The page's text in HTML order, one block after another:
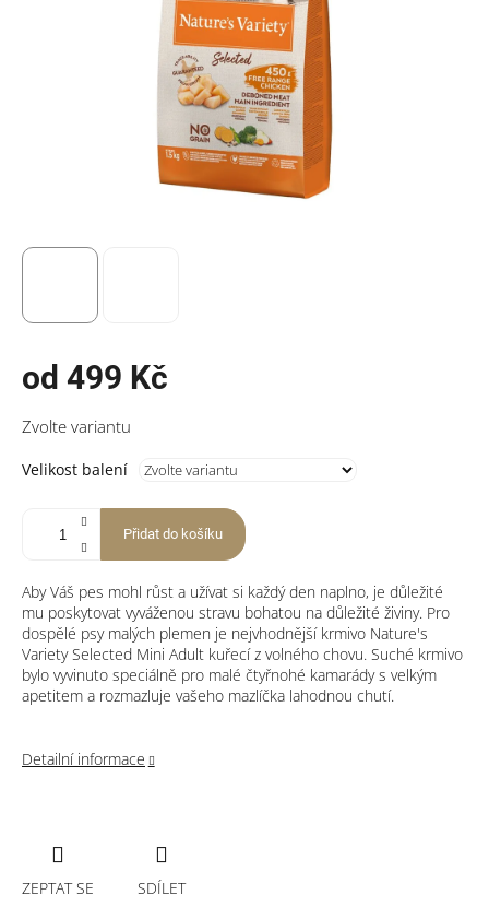
od 499 Kč
cena:
Zvolte variantu
Velikost balení
Přidat do košíku
Aby Váš pes mohl růst a užívat si každý den naplno, je důležité
mu poskytovat vyváženou stravu bohatou na důležité živiny. Pro
dospělé psy malých plemen je nejvhodnější krmivo Nature's
Variety Selected Mini Adult kuřecí z volného chovu. Suché krmivo
bylo vyvinuto speciálně pro malé čtyřnohé kamarády s velkým
apetitem a rozmazluje vašeho mazlíčka lahodnou chutí.
Detailní informace
ZEPTAT SE SDÍLET